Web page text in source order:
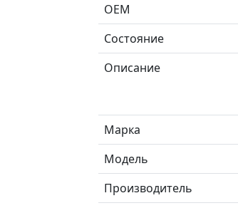
ОЕМ
Состояние
Описание
Марка
Модель
Производитель